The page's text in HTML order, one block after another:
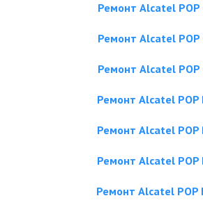
Ремонт Alcatel POP
Ремонт Alcatel POP
Ремонт Alcatel POP
Ремонт Alcatel POP
Ремонт Alcatel POP
Ремонт Alcatel POP
Ремонт Alcatel POP